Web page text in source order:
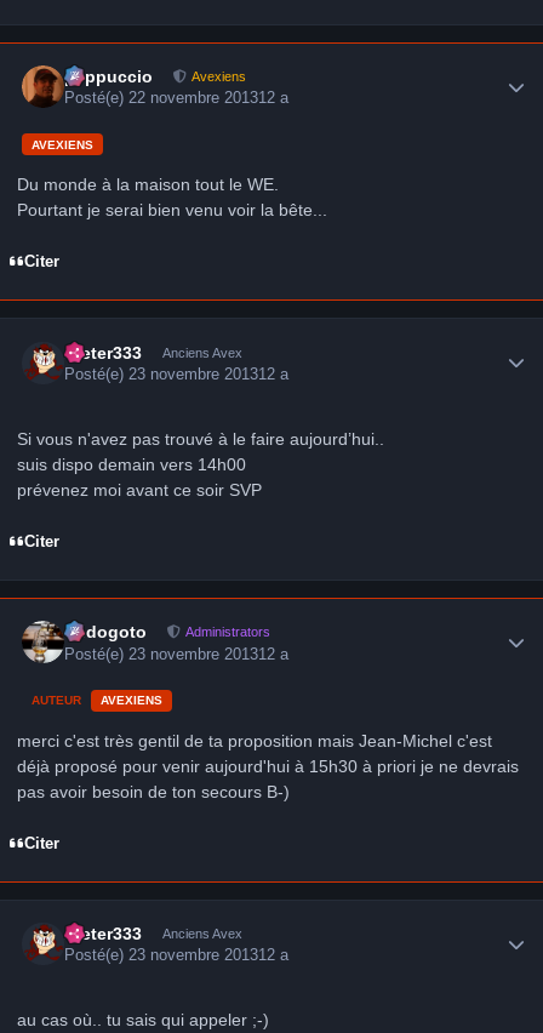
peppuccio Avexiens
Posté(e)22 novembre 201312 a
AVEXIENS
Du monde à la maison tout le WE.
Pourtant je serai bien venu voir la bête...
Citer
Dieter333 Anciens Avex
Posté(e)23 novembre 201312 a
Si vous n'avez pas trouvé à le faire aujourd’hui..
suis dispo demain vers 14h00
prévenez moi avant ce soir SVP
Citer
frédogoto Administrators
Posté(e) 23 novembre 201312 a
AUTEUR AVEXIENS
merci c'est très gentil de ta proposition mais Jean-Michel c'est
déjà proposé pour venir aujourd'hui à 15h30 à priori je ne devrais
pas avoir besoin de ton secours B-)
Citer
Dieter333 Anciens Avex
Posté(e)23 novembre 201312 a
au cas où.. tu sais qui appeler ;-)